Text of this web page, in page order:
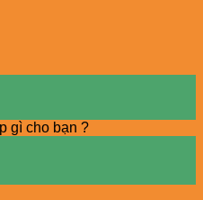
gì cho bạn ?